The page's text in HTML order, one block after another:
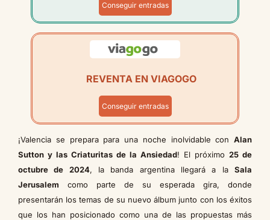
Conseguir entradas
REVENTA EN VIAGOGO
Conseguir entradas
¡Valencia se prepara para una noche inolvidable con Alan
Sutton y las Criaturitas de la Ansiedad! El próximo 25 de
octubre de 2024, la banda argentina llegará a laSala
Jerusalem como parte de su esperada gira, donde
presentarán los temas de su nuevo álbum junto con los éxitos
que los han posicionado como una de las propuestas más